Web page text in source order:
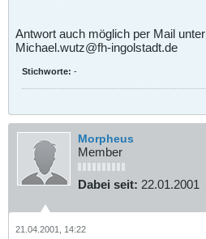
Antwort auch möglich per Mail unter
Michael.wutz@fh-ingolstadt.de
Stichworte: -
Morpheus
Member
Dabei seit: 22.01.2001
21.04.2001, 14:22